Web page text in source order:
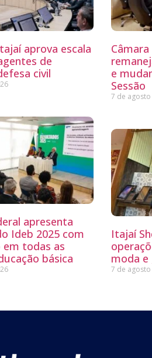
aprova escala
de
civil
e
Sessão
7 de
apresenta
Ideb 2025 com
todas as
básica
Itajaí
moda e
7 de